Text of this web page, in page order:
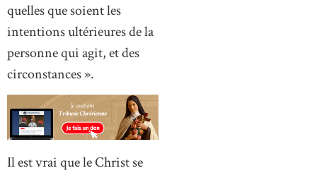
quelles que soient les
intentions ultérieures de la
personne qui agit, et des
circonstances ».
Il est vrai que le Christ se